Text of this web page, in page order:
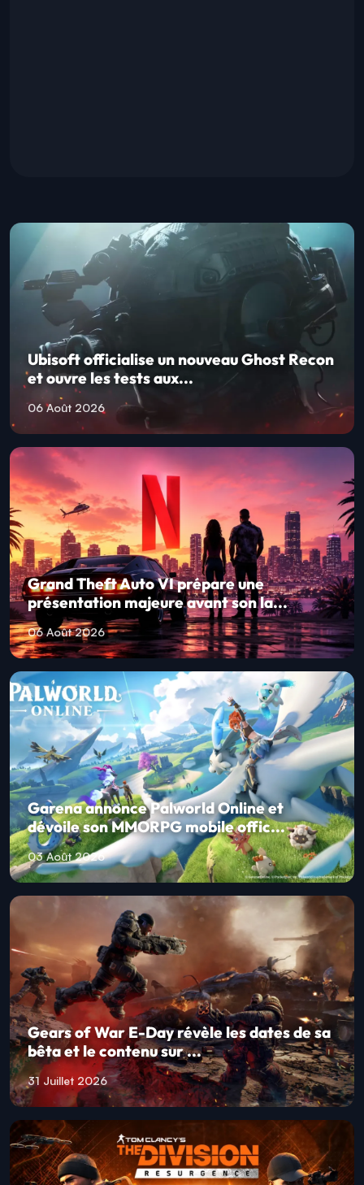
Ubisoft officialise un nouveau Ghost Recon
et ouvre les tests aux...
06 Août 2026
Grand Theft Auto VI prépare une
présentation majeure avant son la...
06 Août 2026
Garena annonce Palworld Online et
dévoile son MMORPG mobile offic...
03 Août 2026
Gears of War E-Day révèle les dates de sa
bêta et le contenu sur ...
31 Juillet 2026